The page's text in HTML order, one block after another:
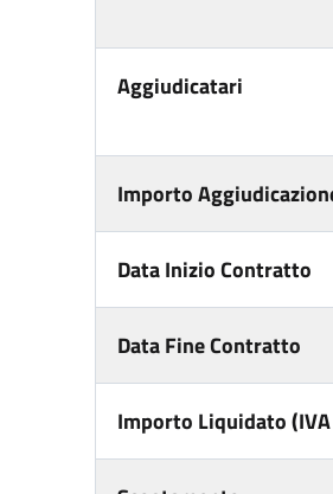
Aggiudicatari
Importo
Data Inizio Contratto
Data Fine Contratto
Importo Liquidato